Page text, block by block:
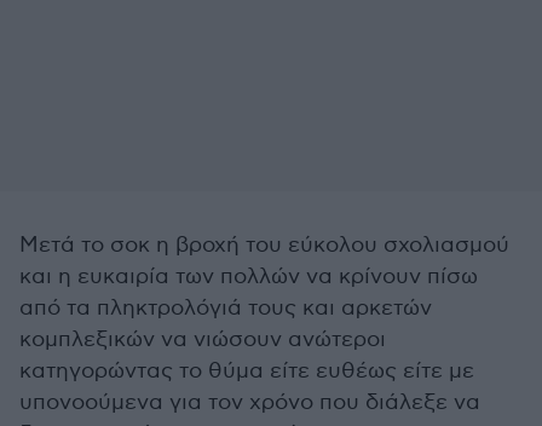
Μετά το σοκ η βροχή του εύκολου σχολιασμού
και η ευκαιρία των πολλών να κρίνουν πίσω
από τα πληκτρολόγιά τους και αρκετών
κομπλεξικών να νιώσουν ανώτεροι
κατηγορώντας το θύμα είτε ευθέως είτε με
υπονοούμενα για τον χρόνο που διάλεξε να